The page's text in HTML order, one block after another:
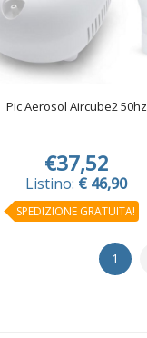
Pic Aerosol Aircube2 50hz
€37,52
Listino: € 46,90
SPEDIZIONE GRATUITA!
1